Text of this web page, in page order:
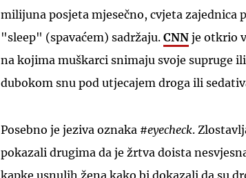
milijuna posjeta mjesečno, cvjeta zajednica
"sleep" (spavaćem) sadržaju. CNN je otkrio
na kojima muškarci snimaju svoje supruge
dubokom snu pod utjecajem droga ili
Posebno je jeziva oznaka #eyecheck.
pokazali drugima da je žrtva doista